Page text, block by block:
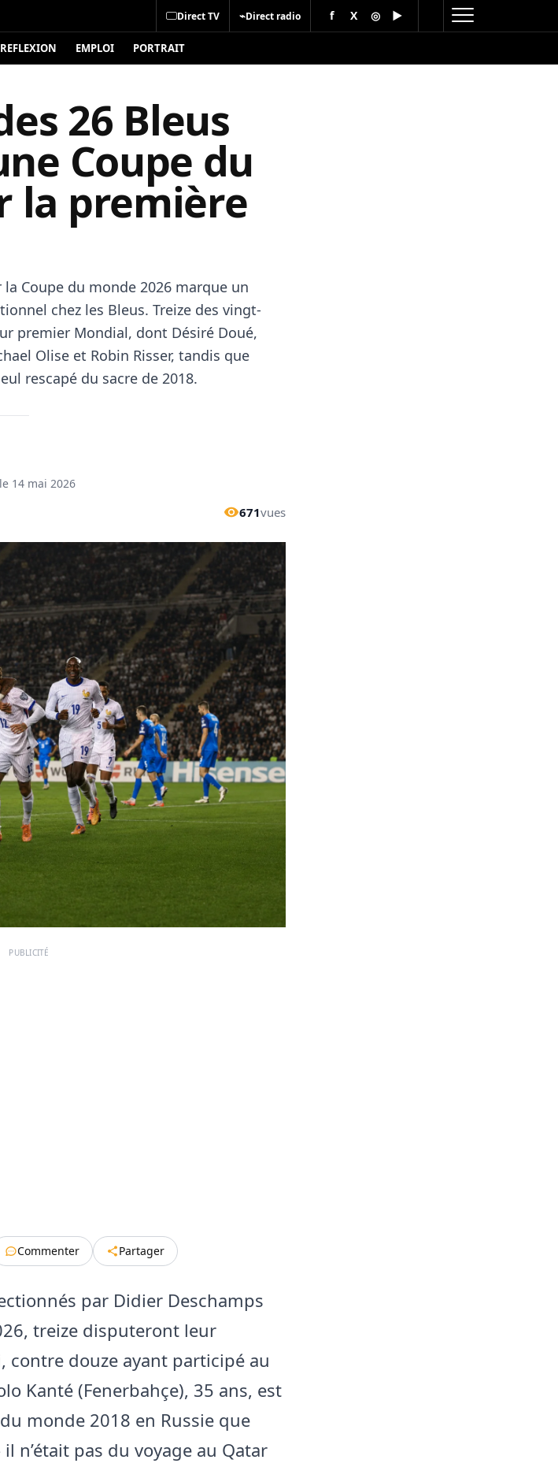
Direct TV ⌁Direct radio f X ◎ ▶
REFLEXION EMPLOI PORTRAIT
26 Bleus
Coupe du
la première
Coupe du monde 2026 marque un
chez les Bleus. Treize des vingt-
premier Mondial, dont Désiré Doué,
Olise et Robin Risser, tandis que
rescapé du sacre de 2018.
14 mai 2026
671vues
PUBLICITÉ
Commenter Partager
par Didier Deschamps
treize disputeront leur
douze ayant participé au
Kanté (Fenerbahçe), 35 ans, est
monde 2018 en Russie que
n’était pas du voyage au Qatar